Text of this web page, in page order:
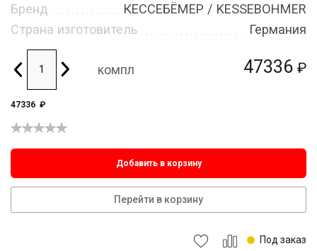
47336 ₽
Бренд
КЕССЕБЁМЕР / KESSEBOHMER
Страна изготовитель
Германия
компл
47336 ₽
Добавить в корзину
Перейти в корзину
Под заказ